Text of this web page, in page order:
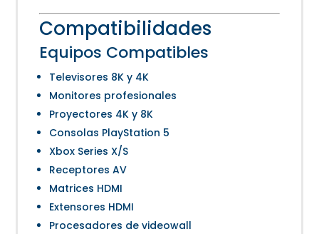
Compatibilidades
Equipos Compatibles
Televisores 8K y 4K
Monitores profesionales
Proyectores 4K y 8K
Consolas PlayStation 5
Xbox Series X/S
Receptores AV
Matrices HDMI
Extensores HDMI
Procesadores de videowall